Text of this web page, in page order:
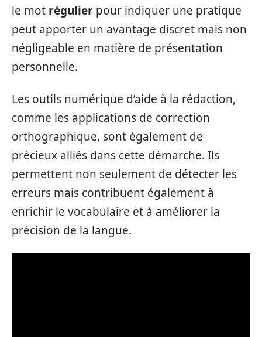
le mot régulier pour indiquer une pratique
peut apporter un avantage discret mais non
négligeable en matière de présentation
personnelle.
Les outils numérique d’aide à la rédaction,
comme les applications de correction
orthographique, sont également de
précieux alliés dans cette démarche. Ils
permettent non seulement de détecter les
erreurs mais contribuent également à
enrichir le vocabulaire et à améliorer la
précision de la langue.